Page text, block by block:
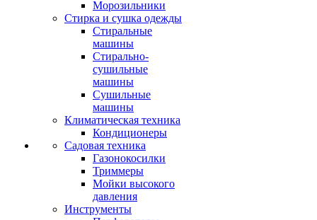
Морозильники
Стирка и сушка одежды
Стиральные
машины
Стирально-
сушильные
машины
Сушильные
машины
Климатическая техника
Кондиционеры
Садовая техника
Газонокосилки
Триммеры
Мойки высокого
давления
Инструменты